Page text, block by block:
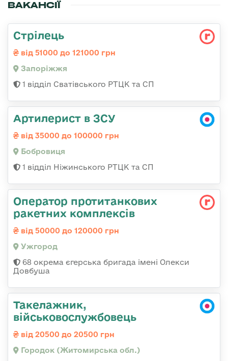
ВАКАНСІЇ
Стрілець
від 51000 до 121000 грн
Запоріжжя
1 відділ Сватівського РТЦК та СП
Артилерист в ЗСУ
від 35000 до 100000 грн
Бобровиця
1 відділ Ніжинського РТЦК та СП
Оператор протитанкових
ракетних комплексів
від 50000 до 120000 грн
Ужгород
68 окрема єгерська бригада імені Олекси
Довбуша
Такелажник,
військовослужбовець
від 20500 до 20500 грн
Городок (Житомирська обл.)